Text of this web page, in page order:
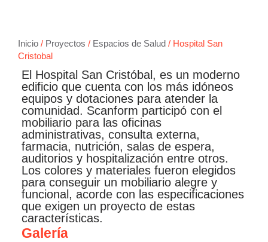
Inicio / Proyectos / Espacios de Salud / Hospital San
Cristobal
El Hospital San Cristóbal, es un moderno
edificio que cuenta con los más idóneos
equipos y dotaciones para atender la
comunidad. Scanform participó con el
mobiliario para las oficinas
administrativas, consulta externa,
farmacia, nutrición, salas de espera,
auditorios y hospitalización entre otros.
Los colores y materiales fueron elegidos
para conseguir un mobiliario alegre y
funcional, acorde con las especificaciones
que exigen un proyecto de estas
características.
Galería